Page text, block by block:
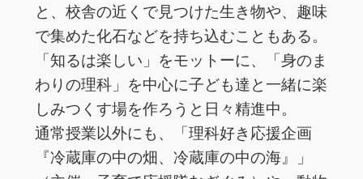
と、校舎の近くで見つけた生き物や、趣味
で集めた化石などを持ち込むこともある。
「知るは楽しい」をモットーに、「身のま
わりの理科」を中心に子ども達と一緒に楽
しみつくす場を作ろうと日々精進中。
通常授業以外にも、「理科好き応援企画
『冷蔵庫の中の畑、冷蔵庫の中の海』」